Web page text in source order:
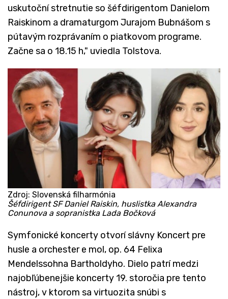
uskutoční stretnutie so šéfdirigentom Danielom
Raiskinom a dramaturgom Jurajom Bubnášom s
pútavým rozprávaním o piatkovom programe.
Začne sa o 18.15 h," uviedla Tolstova.
Zdroj: Slovenská filharmónia
Šéfdirigent SF Daniel Raiskin, huslistka Alexandra
Conunova a sopranistka Lada Bočková
Symfonické koncerty otvorí slávny Koncert pre
husle a orchester e mol, op. 64 Felixa
Mendelssohna Bartholdyho. Dielo patrí medzi
najobľúbenejšie koncerty 19. storočia pre tento
nástroj, v ktorom sa virtuozita snúbi s